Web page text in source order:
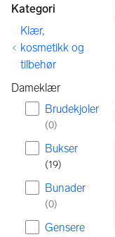
Filtre
Kategori
Klær,
kosmetikk og
tilbehør
Dameklær
Brudekjoler
(0)
Bukser
(19)
Bunader
(0)
Gensere